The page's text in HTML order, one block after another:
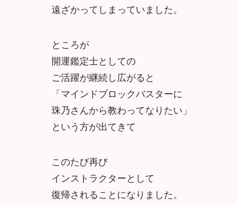
遠ざかってしまっていました。
ところが
開運鑑定士としての
ご活躍が継続し広がると
「マインドブロックバスターに
珠乃さんから教わってなりたい」
という方が出てきて
このたび再び
インストラクターとして
復帰されることになりました。